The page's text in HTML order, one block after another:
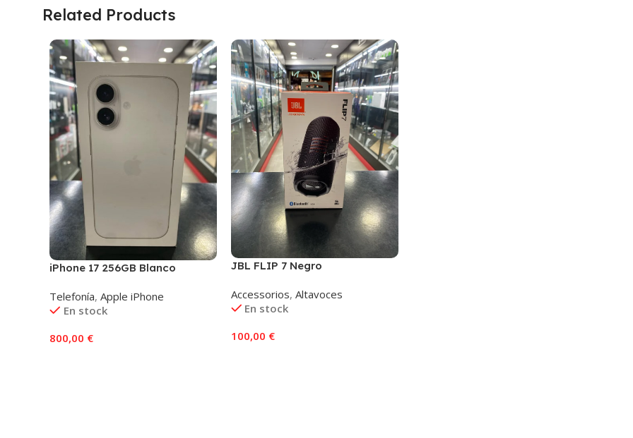
Related Products
iPhone 17 256GB Blanco
Telefonía, Apple iPhone
En stock
800,00 €
JBL FLIP 7 Negro
Accessorios, Altavoces
En stock
100,00 €